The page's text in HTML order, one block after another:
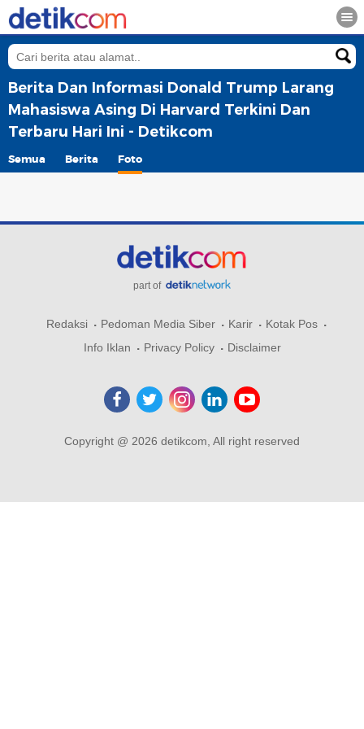
Berita Dan Informasi Donald Trump Larang
Mahasiswa Asing Di Harvard Terkini Dan
Terbaru Hari Ini - Detikcom
Semua Berita Foto
part of
Redaksi Pedoman Media Siber Karir
Kotak Pos
Info Iklan
Privacy Policy Disclaimer
Copyright @ 2026 detikcom, All right reserved